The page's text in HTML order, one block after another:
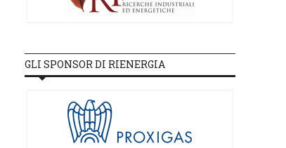
GLI SPONSOR DI RIENERGIA